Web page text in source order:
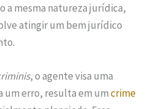
a mesma natureza jurídica,
atingir um bem jurídico
, o agente visa uma
um erro, resulta em umcrime